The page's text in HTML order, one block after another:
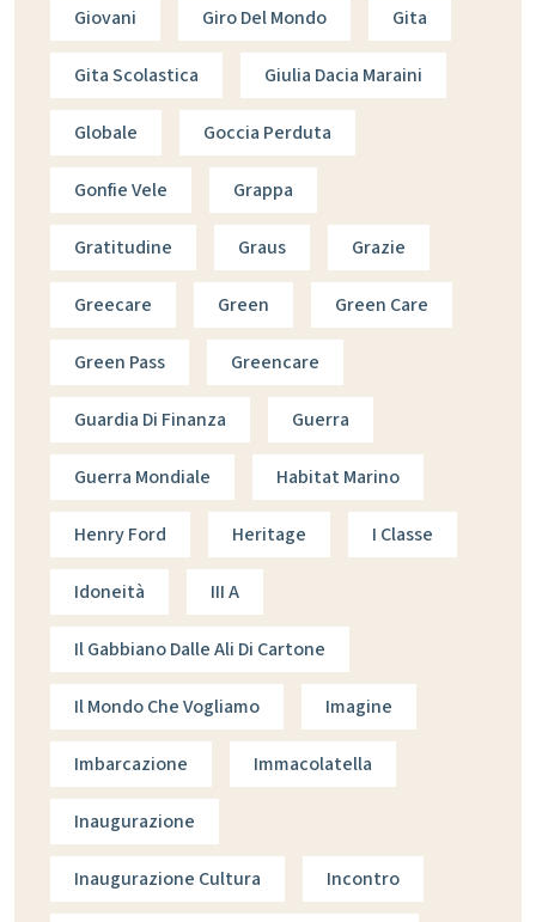
Giovani Giro Del Mondo Gita
Gita Scolastica Giulia Dacia Maraini
Globale Goccia Perduta
Gonfie Vele Grappa
Gratitudine Graus Grazie
Greecare Green Green Care
Green Pass Greencare
Guardia Di Finanza Guerra
Guerra Mondiale Habitat Marino
Henry Ford Heritage I Classe
Idoneità III A
Il Gabbiano Dalle Ali Di Cartone
Il Mondo Che Vogliamo Imagine
Imbarcazione Immacolatella
Inaugurazione
Inaugurazione Cultura Incontro